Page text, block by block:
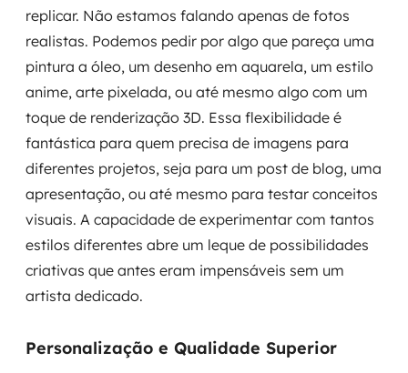
replicar. Não estamos falando apenas de fotos
realistas. Podemos pedir por algo que pareça uma
pintura a óleo, um desenho em aquarela, um estilo
anime, arte pixelada, ou até mesmo algo com um
toque de renderização 3D. Essa flexibilidade é
fantástica para quem precisa de imagens para
diferentes projetos, seja para um post de blog, uma
apresentação, ou até mesmo para testar conceitos
visuais. A capacidade de experimentar com tantos
estilos diferentes abre um leque de possibilidades
criativas que antes eram impensáveis sem um
artista dedicado.
Personalização e Qualidade Superior